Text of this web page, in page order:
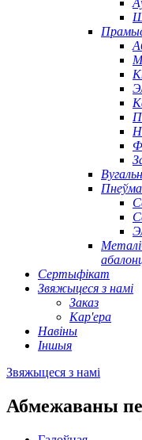
Сертыфікат
Звяжыцеся з намі
Заказ
Кар'ера
Навіны
Іншыя
Звяжыцеся з намі
Абмежаваны